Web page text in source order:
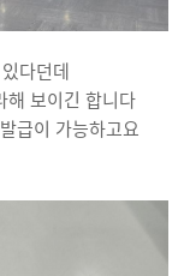
다던데
해 보이긴 합니다
급이 가능하고요